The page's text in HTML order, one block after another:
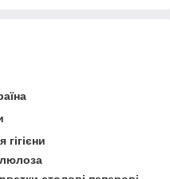
гігієни